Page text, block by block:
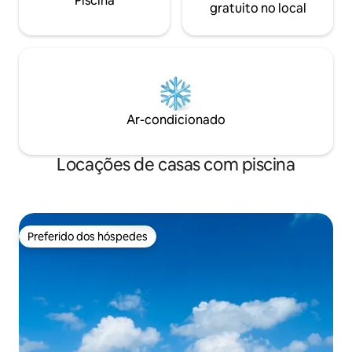
gratuito no local
Ar-condicionado
Locações de casas com piscina
Preferido dos hóspedes
Preferido dos hóspedes